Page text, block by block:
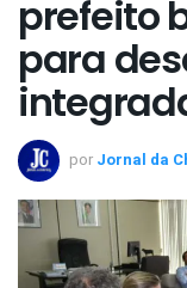
prefeito
para
por Jornal da